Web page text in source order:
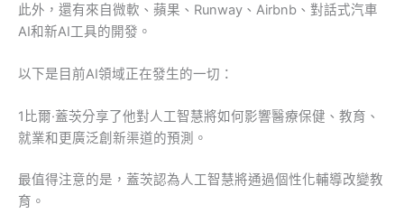
此外，還有來自微軟、蘋果、Runway、Airbnb、對話式汽車
AI和新AI工具的開發。
以下是目前AI領域正在發生的一切：
1比爾·蓋茨分享了他對人工智慧將如何影響醫療保健、教育、
就業和更廣泛創新渠道的預測。
最值得注意的是，蓋茨認為人工智慧將通過個性化輔導改變教
育。